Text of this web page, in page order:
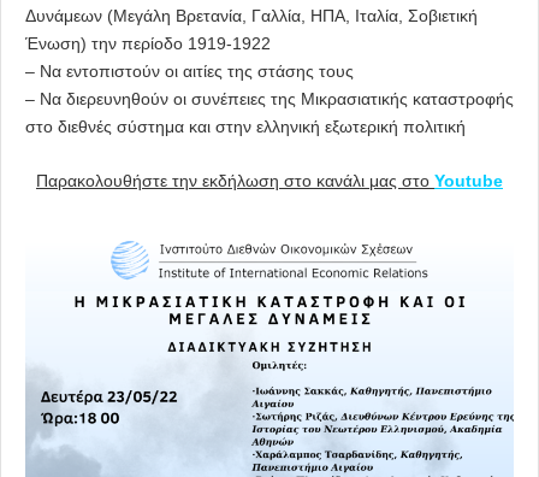
Δυνάμεων (Μεγάλη Βρετανία, Γαλλία, ΗΠΑ, Ιταλία, Σοβιετική
Ένωση) την περίοδο 1919-1922
– Να εντοπιστούν οι αιτίες της στάσης τους
– Να διερευνηθούν οι συνέπειες της Μικρασιατικής καταστροφής
στο διεθνές σύστημα και στην ελληνική εξωτερική πολιτική
Παρακολουθήστε την εκδήλωση στο κανάλι μας στο Youtube